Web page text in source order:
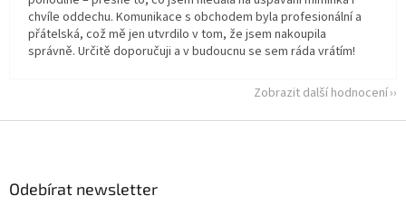
chvíle oddechu. Komunikace s obchodem byla profesionální a
přátelská, což mě jen utvrdilo v tom, že jsem nakoupila
správně. Určitě doporučuji a v budoucnu se sem ráda vrátím!
Zobrazit další hodnocení
Odebírat newsletter